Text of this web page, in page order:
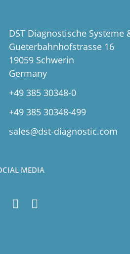
DST Diagnostische Systeme
Gueterbahnhofstrasse 16
19059 Schwerin
Germany
+49 385 30348-0
+49 385 30348-499
sales@dst-diagnostic.com
MEDIA